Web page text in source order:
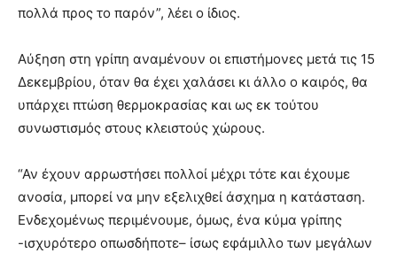
πολλά προς το παρόν”, λέει ο ίδιος.
Αύξηση στη γρίπη αναμένουν οι επιστήμονες μετά τις 15
Δεκεμβρίου, όταν θα έχει χαλάσει κι άλλο ο καιρός, θα
υπάρχει πτώση θερμοκρασίας και ως εκ τούτου
συνωστισμός στους κλειστούς χώρους.
“Αν έχουν αρρωστήσει πολλοί μέχρι τότε και έχουμε
ανοσία, μπορεί να μην εξελιχθεί άσχημα η κατάσταση.
Ενδεχομένως περιμένουμε, όμως, ένα κύμα γρίπης
-ισχυρότερο οπωσδήποτε– ίσως εφάμιλλο των μεγάλων